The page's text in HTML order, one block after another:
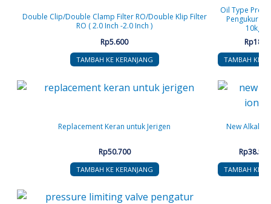
Double Clip/Double Clamp Filter RO/Double Klip Filter
RO ( 2.0 Inch -2.0 Inch )
Rp5.600
TAMBAH KE KERANJANG
Oil Type
Pengukur
10kg/
Rp
TAMBAH KE
Replacement Keran untuk Jerigen
Rp50.700
TAMBAH KE KERANJANG
New
Rp
TAMBAH KE